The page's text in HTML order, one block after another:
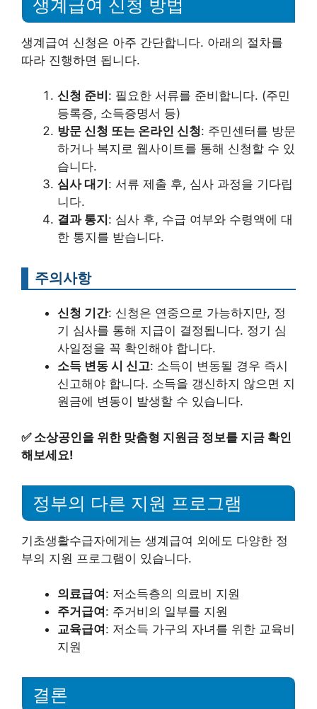
생계급여 신청 방법
생계급여 신청은 아주 간단합니다. 아래의 절차를
따라 진행하면 됩니다.
신청 준비 : 필요한 서류를 준비합니다. (주민
등록증, 소득증명서 등)
방문 신청 또는 온라인 신청: 주민센터를 방문
하거나 복지로 웹사이트를 통해 신청할 수 있
습니다.
심사 대기 : 서류 제출 후, 심사 과정을 기다립
니다.
결과 통지 : 심사 후, 수급 여부와 수령액에 대
한 통지를 받습니다.
주의사항
신청 기간: 신청은 연중으로 가능하지만, 정
기 심사를 통해 지급이 결정됩니다. 정기 심
사일정을 꼭 확인해야 합니다.
소득 변동 시 신고: 소득이 변동될 경우 즉시
신고해야 합니다. 소득을 갱신하지 않으면 지
원금에 변동이 발생할 수 있습니다.
✅ 소상공인을 위한 맞춤형 지원금 정보를 지금 확인
해보세요!
정부의 다른 지원 프로그램
기초생활수급자에게는 생계급여 외에도 다양한 정
부의 지원 프로그램이 있습니다.
의료급여 : 저소득층의 의료비 지원
주거급여 : 주거비의 일부를 지원
교육급여 : 저소득 가구의 자녀를 위한 교육비
지원
결론